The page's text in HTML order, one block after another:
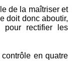
de la maîtriser et
doit donc aboutir,
pour rectifier les
en quatre